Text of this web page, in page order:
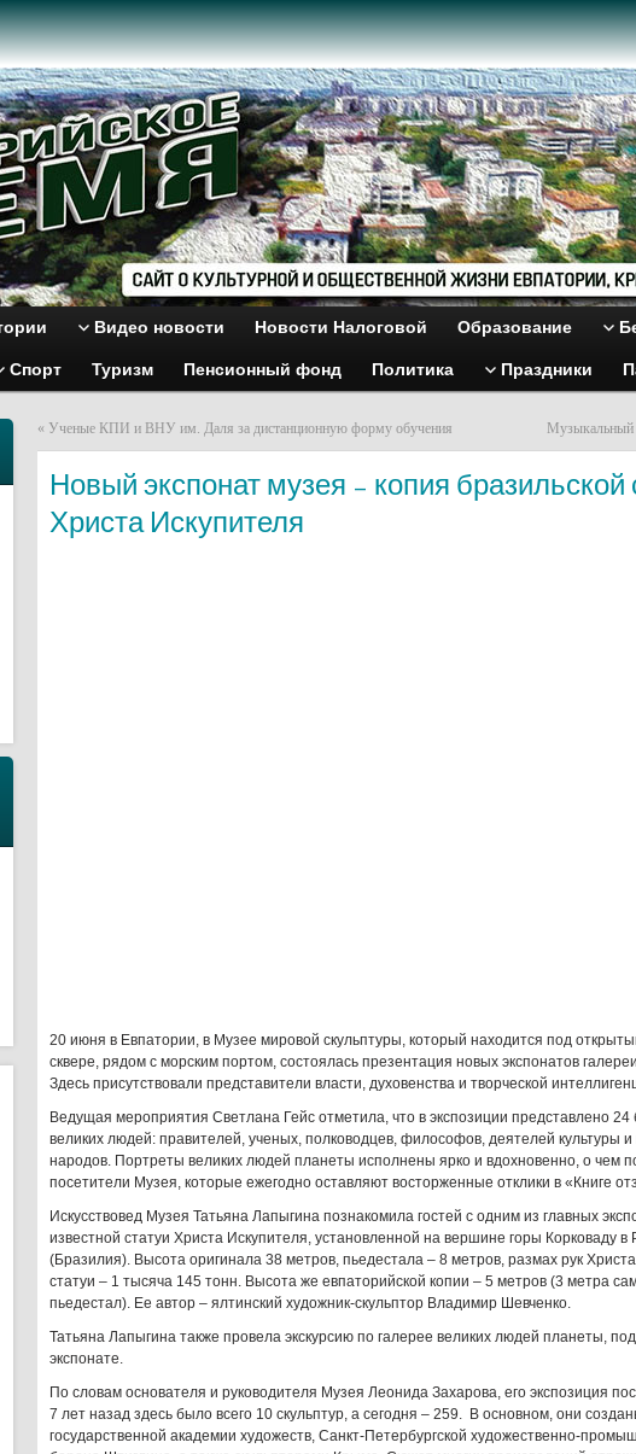
Видео новости Новости Налоговой Образование
Спорт Туризм Пенсионный фонд Политика Праздники
« Ученые КПИ и ВНУ им. Даля за дистанционную форму обучения Музыкальный
Новый экспонат музея – копия бразильской
Христа Искупителя
20 июня в Евпатории, в Музее мировой скульптуры, который находится под
сквере, рядом с морским портом, состоялась презентация новых экспонатов
Здесь присутствовали представители власти, духовенства и творческой
Ведущая мероприятия Светлана Гейс отметила, что в экспозиции представлено
великих людей: правителей, ученых, полководцев, философов, деятелей культуры и
народов. Портреты великих людей планеты исполнены ярко и вдохновенно, о чем
посетители Музея, которые ежегодно оставляют восторженные отклики в «Книге
Искусствовед Музея Татьяна Лапыгина познакомила гостей с одним из главных
известной статуи Христа Искупителя, установленной на вершине горы Корковаду
(Бразилия). Высота оригинала 38 метров, пьедестала – 8 метров, размах рук
статуи – 1 тысяча 145 тонн. Высота же евпаторийской копии – 5 метров (3 метра
пьедестал). Ее автор – ялтинский художник-скульптор Владимир Шевченко.
Татьяна Лапыгина также провела экскурсию по галерее великих людей планеты,
экспонате.
По словам основателя и руководителя Музея Леонида Захарова, его экспозиция
7 лет назад здесь было всего 10 скульптур, а сегодня – 259. В основном, они
государственной академии художеств, Санкт-Петербургской художественно-